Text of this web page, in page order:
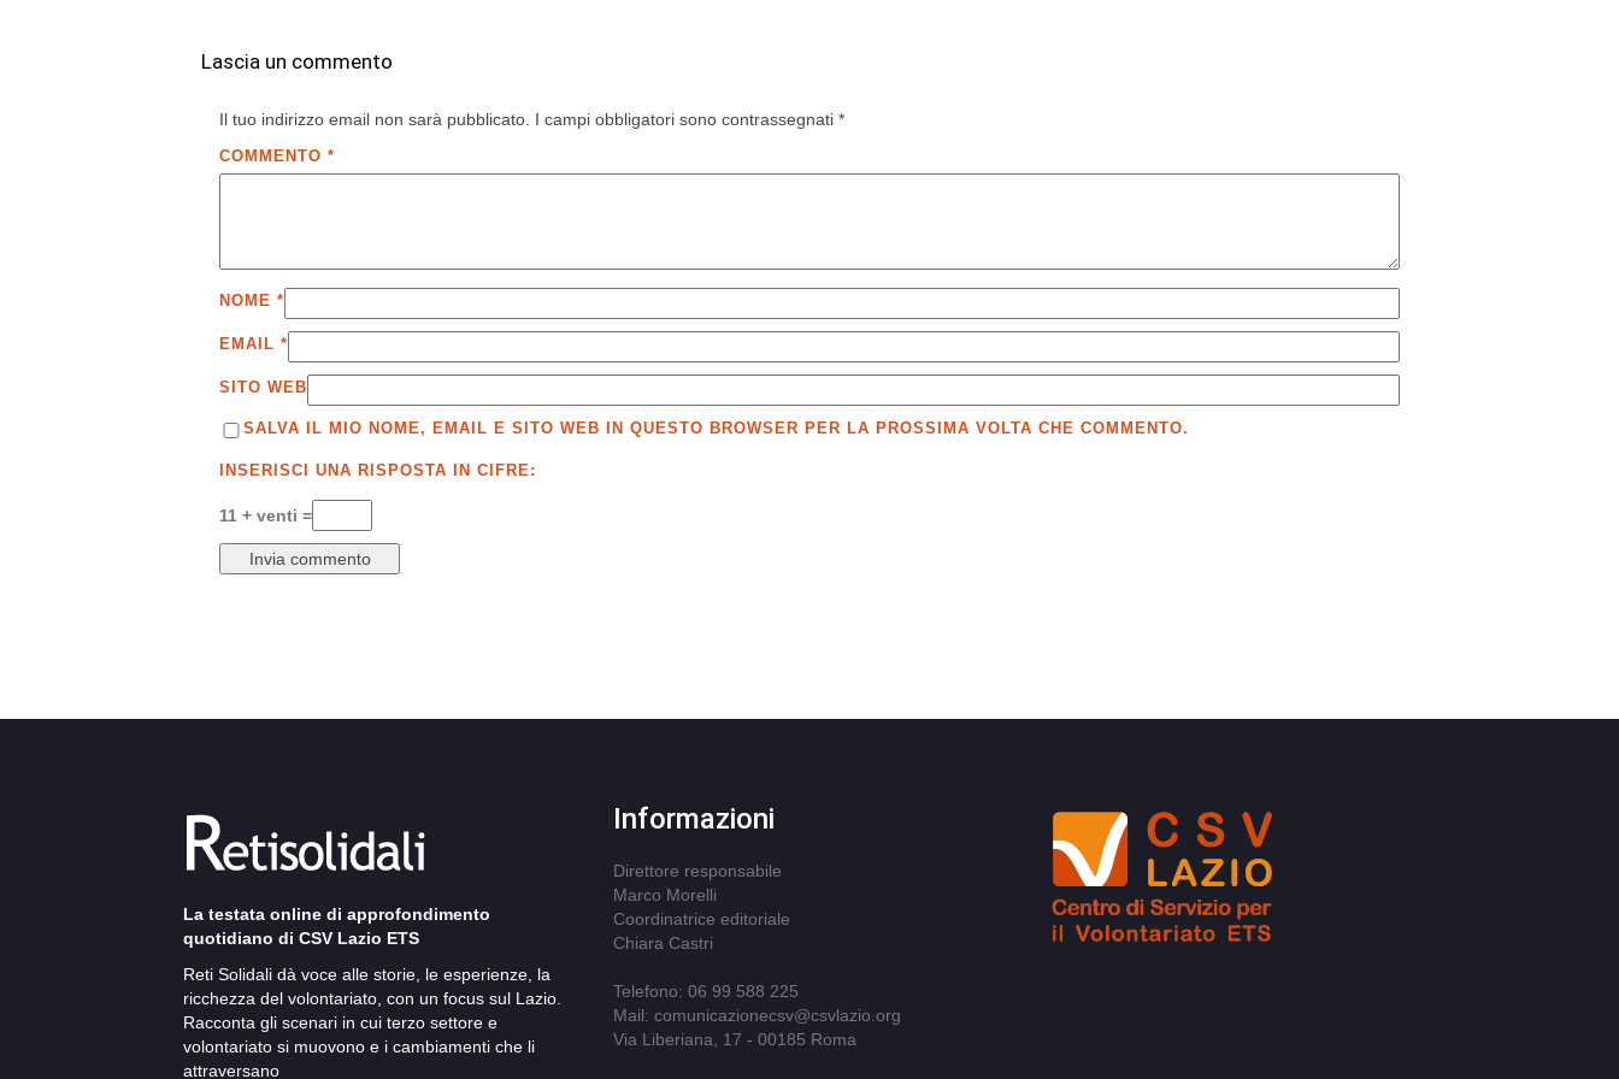
Lascia un commento
Il tuo indirizzo email non sarà pubblicato. I campi obbligatori sono contrassegnati *
COMMENTO *
NOME *
EMAIL *
SITO WEB
SALVA IL MIO NOME, EMAIL E SITO WEB IN QUESTO BROWSER PER LA PROSSIMA VOLTA CHE COMMENTO.
INSERISCI UNA RISPOSTA IN CIFRE:
11 + venti =
La testata online di approfondimento
quotidiano di CSV Lazio ETS
Reti Solidali dà voce alle storie, le esperienze, la
ricchezza del volontariato, con un focus sul Lazio.
Racconta gli scenari in cui terzo settore e
volontariato si muovono e i cambiamenti che li
attraversano
Informazioni
Direttore responsabile
Marco Morelli
Coordinatrice editoriale
Chiara Castri
Telefono: 06 99 588 225
Mail: comunicazionecsv@csvlazio.org
Via Liberiana, 17 - 00185 Roma